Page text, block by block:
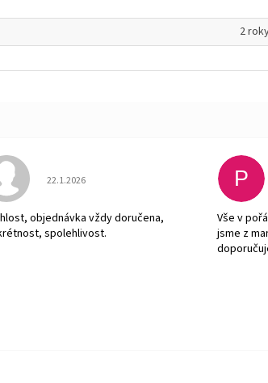
2
Hodnocení obchodu je 5 z 5 hvězdiček.
22.1.2026
objednávka vždy doručena,
spolehlivost.
P
Vše v
jsme z